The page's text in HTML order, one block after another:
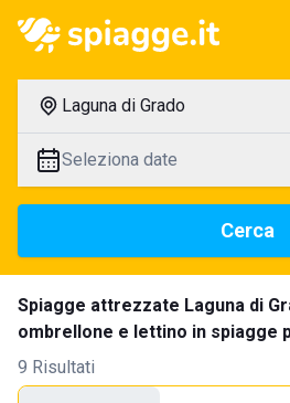
Laguna di Grado
Seleziona date
Cerca
Spiagge attrezzate Laguna di
ombrellone e lettino in spiagge
9 Risultati